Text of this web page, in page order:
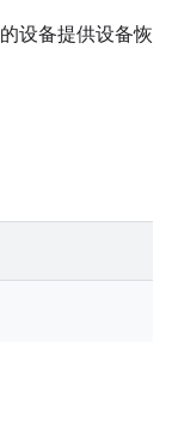
设备提供设备恢